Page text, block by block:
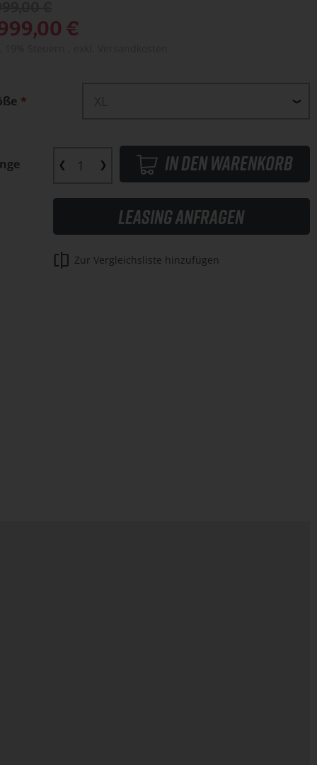
€
In den Warenkorb
Leasing anfragen
Zur Vergleichsliste hinzufügen